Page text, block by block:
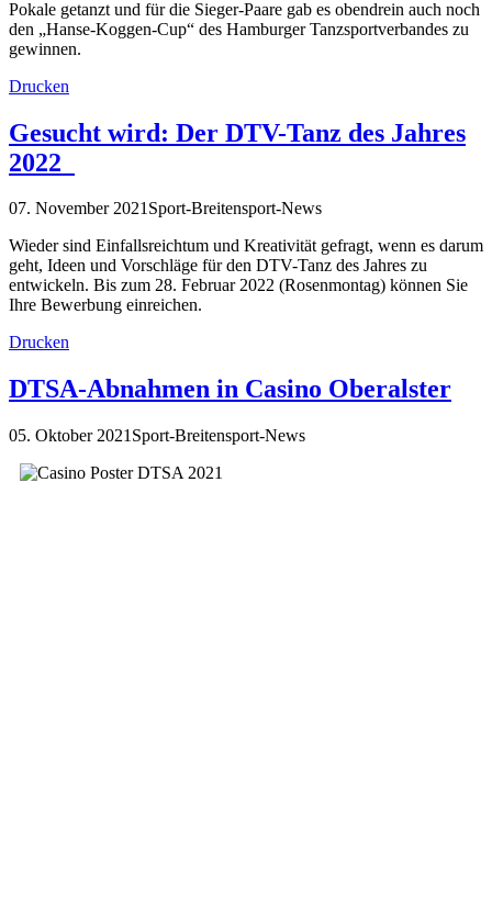
Pokale getanzt und für die Sieger-Paare gab es obendrein auch noch
den „Hanse-Koggen-Cup“ des Hamburger Tanzsportverbandes zu
gewinnen.
Drucken
Gesucht wird: Der DTV-Tanz des Jahres
2022
07. November 2021Sport-Breitensport-News
Wieder sind Einfallsreichtum und Kreativität gefragt, wenn es darum
geht, Ideen und Vorschläge für den DTV-Tanz des Jahres zu
entwickeln. Bis zum 28. Februar 2022 (Rosenmontag) können Sie
Ihre Bewerbung einreichen.
Drucken
DTSA-Abnahmen in Casino Oberalster
05. Oktober 2021 Sport-Breitensport-News